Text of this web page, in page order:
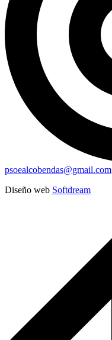
psoealcobendas@gmail.com
Diseño web Softdream